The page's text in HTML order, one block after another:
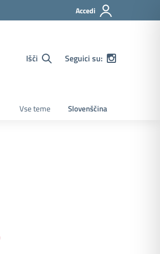
Accedi
Išči Seguici su:
Vse teme Slovenščina